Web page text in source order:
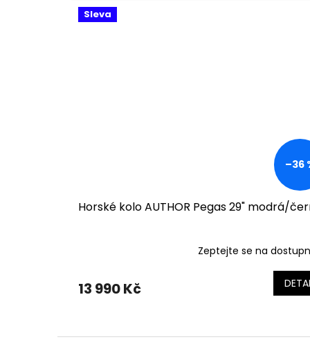
Sleva
–36
Horské kolo AUTHOR Pegas 29" modrá/
Zeptejte se na
13 990 Kč